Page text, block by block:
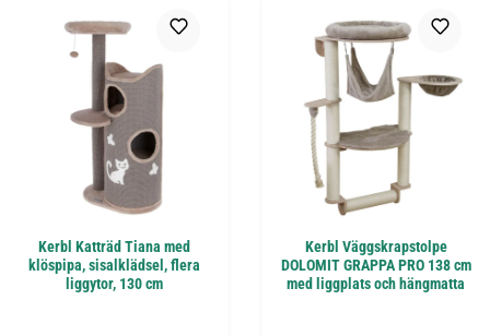
Kerbl Katträd Tiana med
klöspipa, sisalklädsel, flera
liggytor, 130 cm
Kerbl Väggskrapstolpe
DOLOMIT GRAPPA PRO 138 cm
med liggplats och hängmatta